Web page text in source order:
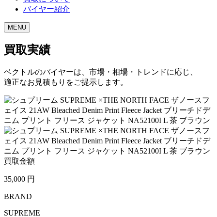
バイヤー紹介
MENU
買取実績
ベクトルのバイヤーは、市場・相場・トレンドに応じ、
適正なお見積もりをご提示します。
買取金額
35,000 円
BRAND
SUPREME